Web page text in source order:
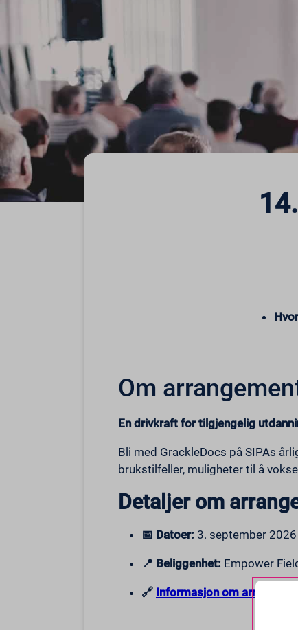
Om
En drivkraft for tilgjengelig
Bli med GrackleDocs på SIPAs
brukstilfeller, muligheter til å
Detaljer om
📅 Datoer: 3. september
📍 Beliggenhet: Empower
🔗 Informasjon om